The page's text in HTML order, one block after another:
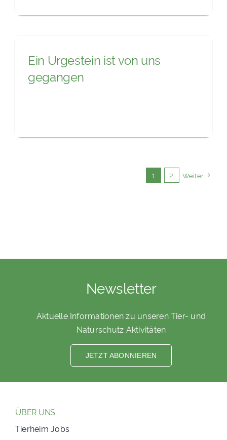
Ein Urgestein ist von uns
gegangen
1 2 Weiter
Newsletter
Aktuelle Informationen zu unseren Tier- und
Naturschutz Aktivitäten
JETZT ABONNIEREN
ÜBER UNS
Tierheim Jobs